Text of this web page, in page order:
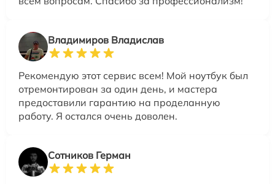
Владимиров Владислав
Рекомендую этот сервис всем! Мой ноутбук был
отремонтирован за один день, и мастера
предоставили гарантию на проделанную
работу. Я остался очень доволен.
Сотников Герман